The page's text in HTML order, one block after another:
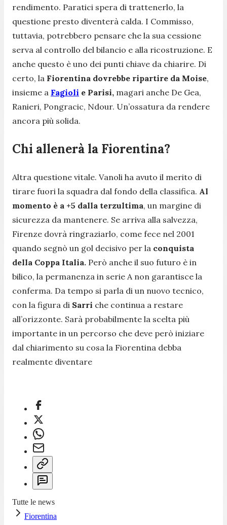
rendimento. Paratici spera di trattenerlo, la
questione presto diventerà calda. I Commisso,
tuttavia, potrebbero pensare che la sua cessione
serva al controllo del bilancio e alla ricostruzione. E
anche questo è uno dei punti chiave da chiarire. Di
certo, la Fiorentina dovrebbe ripartire da Moise,
insieme a Fagioli e Parisi, magari anche De Gea,
Ranieri, Pongracic, Ndour. Un’ossatura da rendere
ancora più solida.
Chi allenerà la Fiorentina?
Altra questione vitale. Vanoli ha avuto il merito di
tirare fuori la squadra dal fondo della classifica. Al
momento è a +5 dalla terzultima, un margine di
sicurezza da mantenere. Se arriva alla salvezza,
Firenze dovrà ringraziarlo, come fece nel 2001
quando segnò un gol decisivo per la conquista
della Coppa Italia. Però anche il suo futuro è in
bilico, la permanenza in serie A non garantisce la
conferma. Da tempo si parla di un nuovo tecnico,
con la figura di Sarri che continua a restare
all’orizzonte. Sarà probabilmente la scelta più
importante in un percorso che deve però iniziare
dal chiarimento su cosa la Fiorentina debba
realmente diventare
Tutte le news
Fiorentina